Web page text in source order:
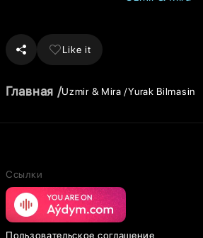
Like it
Главная Uzmir & Mira Yurak Bilmasin
Ссылки
Пользовательское соглашение